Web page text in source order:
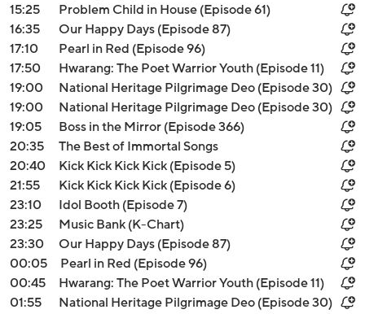
15:25
Problem Child in House (Episode 61)
16:35
Our Happy Days (Episode 87)
17:10
Pearl in Red (Episode 96)
17:50
Hwarang: The Poet Warrior Youth (Episode 11)
19:00
National Heritage Pilgrimage Deo (Episode 30)
19:00
National Heritage Pilgrimage Deo (Episode 30)
19:05
Boss in the Mirror (Episode 366)
20:35
The Best of Immortal Songs
20:40
Kick Kick Kick Kick (Episode 5)
21:55
Kick Kick Kick Kick (Episode 6)
23:10
Idol Booth (Episode 7)
23:25
Music Bank (K-Chart)
23:30
Our Happy Days (Episode 87)
00:05
Pearl in Red (Episode 96)
00:45
Hwarang: The Poet Warrior Youth (Episode 11)
01:55
National Heritage Pilgrimage Deo (Episode 30)